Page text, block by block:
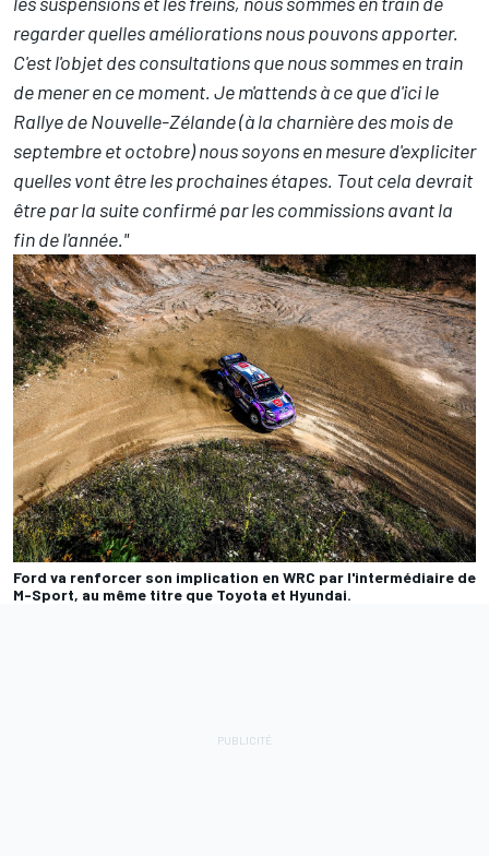
regarder quelles améliorations nous pouvons apporter.
C'est l'objet des consultations que nous sommes en train
de mener en ce moment. Je m'attends à ce que d'ici le
Rallye de Nouvelle-Zélande (à la charnière des mois de
septembre et octobre) nous soyons en mesure d'expliciter
quelles vont être les prochaines étapes. Tout cela devrait
être par la suite confirmé par les commissions avant la
fin de l'année."
Ford va renforcer son implication en WRC par l'intermédiaire de
M-Sport, au même titre que Toyota et Hyundai.